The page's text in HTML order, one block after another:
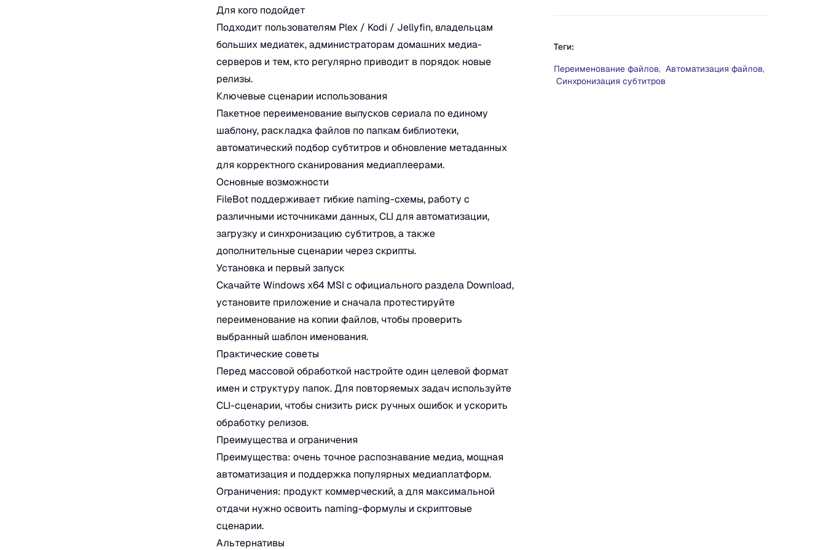
Теги:
Переименование файлов, Автоматизация файлов,
Синхронизация субтитров
Для кого подойдет
Подходит пользователям Plex / Kodi / Jellyfin, владельцам
больших медиатек, администраторам домашних медиа-
серверов и тем, кто регулярно приводит в порядок новые
релизы.
Ключевые сценарии использования
Пакетное переименование выпусков сериала по единому
шаблону, раскладка файлов по папкам библиотеки,
автоматический подбор субтитров и обновление метаданных
для корректного сканирования медиаплеерами.
Основные возможности
FileBot поддерживает гибкие naming-схемы, работу с
различными источниками данных, CLI для автоматизации,
загрузку и синхронизацию субтитров, а также
дополнительные сценарии через скрипты.
Установка и первый запуск
Скачайте Windows x64 MSI с официального раздела Download,
установите приложение и сначала протестируйте
переименование на копии файлов, чтобы проверить
выбранный шаблон именования.
Практические советы
Перед массовой обработкой настройте один целевой формат
имен и структуру папок. Для повторяемых задач используйте
CLI-сценарии, чтобы снизить риск ручных ошибок и ускорить
обработку релизов.
Преимущества и ограничения
Преимущества: очень точное распознавание медиа, мощная
автоматизация и поддержка популярных медиаплатформ.
Ограничения: продукт коммерческий, а для максимальной
отдачи нужно освоить naming-формулы и скриптовые
сценарии.
Альтернативы